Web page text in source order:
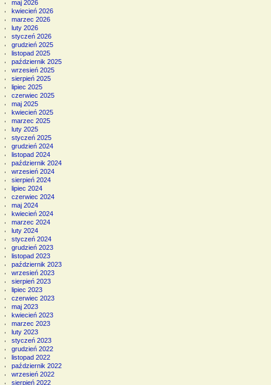
maj 2026
kwiecień 2026
marzec 2026
luty 2026
styczeń 2026
grudzień 2025
listopad 2025
październik 2025
wrzesień 2025
sierpień 2025
lipiec 2025
czerwiec 2025
maj 2025
kwiecień 2025
marzec 2025
luty 2025
styczeń 2025
grudzień 2024
listopad 2024
październik 2024
wrzesień 2024
sierpień 2024
lipiec 2024
czerwiec 2024
maj 2024
kwiecień 2024
marzec 2024
luty 2024
styczeń 2024
grudzień 2023
listopad 2023
październik 2023
wrzesień 2023
sierpień 2023
lipiec 2023
czerwiec 2023
maj 2023
kwiecień 2023
marzec 2023
luty 2023
styczeń 2023
grudzień 2022
listopad 2022
październik 2022
wrzesień 2022
sierpień 2022